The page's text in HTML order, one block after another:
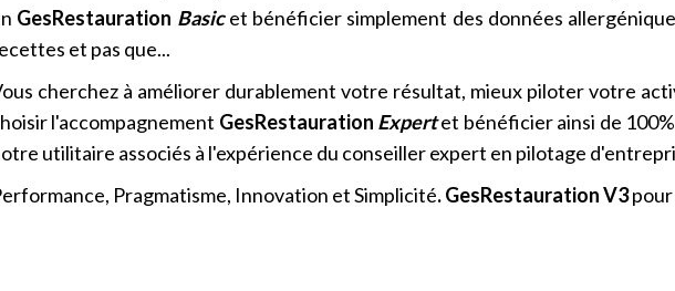
GesRestauration Basicet bénéficier simplement des données
et pas que...
cherchez à améliorer durablement votre résultat, mieux piloter votre
l'accompagnement GesRestauration Expertet bénéficier ainsi de
utilitaire associés à l'expérience du conseiller expert en pilotage
Pragmatisme, Innovation et Simplicité. GesRestaurationV3pour